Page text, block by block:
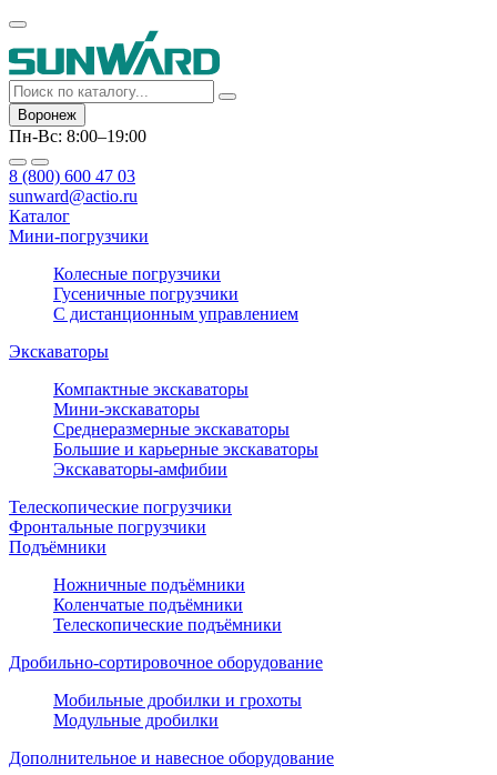
Воронеж
Пн-Вс: 8:00–19:00
8 (800) 600 47 03
sunward@actio.ru
Каталог
Мини-погрузчики
Колесные погрузчики
Гусеничные погрузчики
С дистанционным управлением
Экскаваторы
Компактные экскаваторы
Мини-экскаваторы
Среднеразмерные экскаваторы
Большие и карьерные экскаваторы
Экскаваторы-амфибии
Телескопические погрузчики
Фронтальные погрузчики
Подъёмники
Ножничные подъёмники
Коленчатые подъёмники
Телескопические подъёмники
Дробильно-сортировочное оборудование
Мобильные дробилки и грохоты
Модульные дробилки
Дополнительное и навесное оборудование